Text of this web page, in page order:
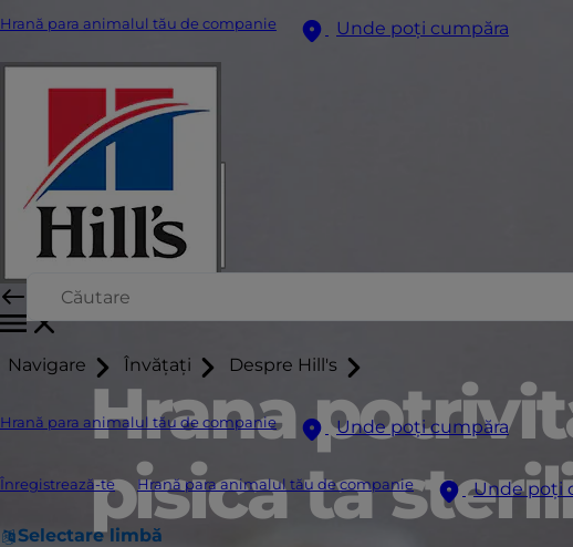
Hrană para animalul tău de companie Unde poți cumpăra
Navigare Învățați Despre Hill's
Hrană para animalul tău de companie Unde poți cumpăra
Înregistrează-te Hrană para animalul tău de companie Unde poți
Selectare limbă
Hrana
pisica ta